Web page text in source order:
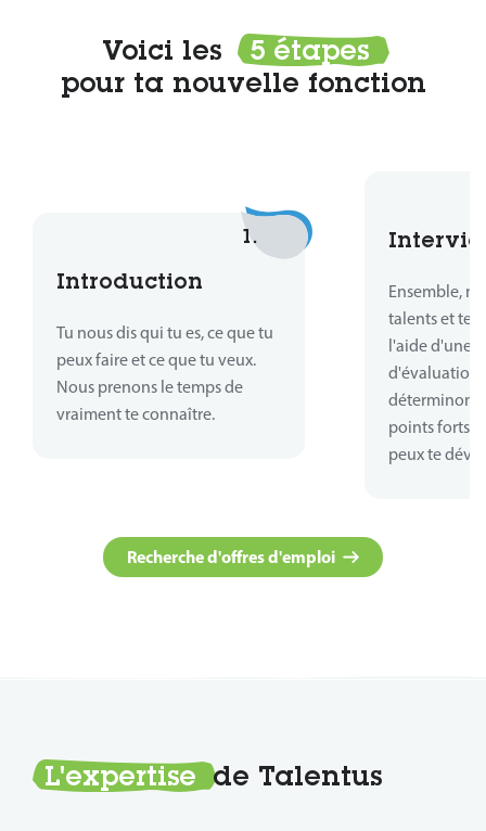
Voici les
5 étapes
pour ta nouvelle fonction
1.
Introduction
Tu nous dis qui tu es, ce que tu
peux faire et ce que tu veux.
Nous prenons le temps de
vraiment te connaître.
Ensemble,
talents et tes
l'aide d'une
déterminons
points forts
peux te
Recherche d'offres d'emploi
L'expertise de Talentus